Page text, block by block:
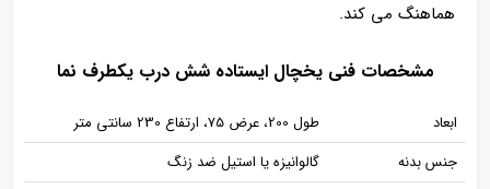
هماهنگ می کند.
مشخصات فنی یخچال ایستاده شش درب یکطرف نما
ابعاد
طول 200، عرض 75، ارتفاع 230 سانتی متر
جنس بدنه
گالوانیزه یا استیل ضد زنگ